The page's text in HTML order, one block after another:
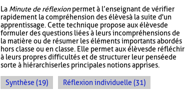
La Minute de réflexionpermet à l’enseignant de vérifier
rapidement la compréhension des élèves à la suite d'un
apprentissage. Cette technique propose aux élèves de
formuler des questions liées à leurs incompréhensions de
la matière ou de résumer les éléments importants abordés
hors classe ou en classe. Elle permet aux élèves de réfléchir
à leurs propres difficultés et de structurer leur pensée de
sorte à hiérarchiser les principales notions apprises.
Synthèse (19) Réflexion individuelle (31)